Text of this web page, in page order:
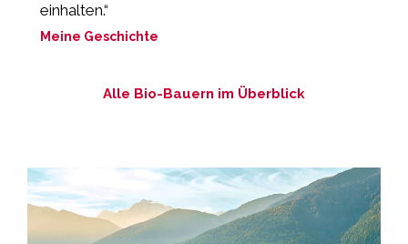
einhalten.“
Meine Geschichte
Alle Bio-Bauern im Überblick